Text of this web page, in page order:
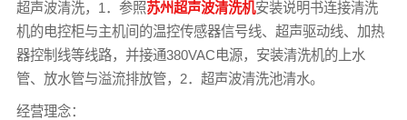
超声波清洗，1．参照苏州超声波清洗机安装说明书连接清洗
机的电控柜与主机间的温控传感器信号线、超声驱动线、加热
器控制线等线路，并接通380VAC电源，安装清洗机的上水
管、放水管与溢流排放管，2．超声波清洗池清水。
经营理念：